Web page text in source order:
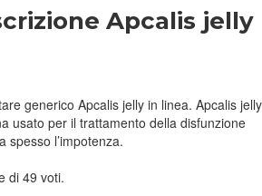
Apcalis jelly
generico Apcalis jelly in linea. Apcalis jelly
usato per il trattamento della disfunzione
spesso l’impotenza.
di49 voti.